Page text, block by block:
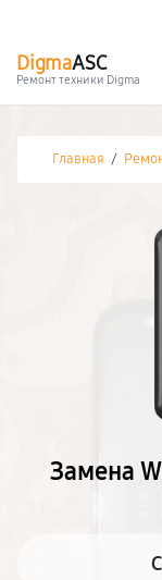
DigmaASC
Ремонт техники Digma
Главная /
Замена